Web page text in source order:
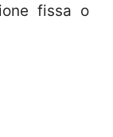
fissa o